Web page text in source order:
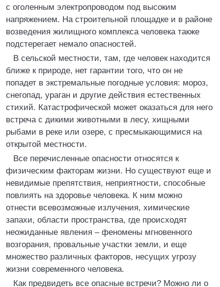
с оголенным электропроводом под высоким
напряжением. На строительной площадке и в районе
возведения жилищного комплекса человека также
подстерегает немало опасностей.
В сельской местности, там, где человек находится
ближе к природе, нет гарантии того, что он не
попадет в экстремальные погодные условия: мороз,
снегопад, ураган и другие действия естественных
стихий. Катастрофической может оказаться для него
встреча с дикими животными в лесу, хищными
рыбами в реке или озере, с пресмыкающимися на
открытой местности.
Все перечисленные опасности относятся к
физическим факторам жизни. Но существуют еще и
невидимые препятствия, неприятности, способные
повлиять на здоровье человека. К ним можно
отнести всевозможные излучения, химические
запахи, области пространства, где происходят
неожиданные явления – феномены мгновенного
возгорания, провальные участки земли, и еще
множество различных факторов, несущих угрозу
жизни современного человека.
Как предвидеть все опасные встречи? Можно ли о